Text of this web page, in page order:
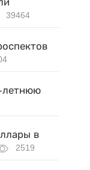
39464
летнюю
в
2519